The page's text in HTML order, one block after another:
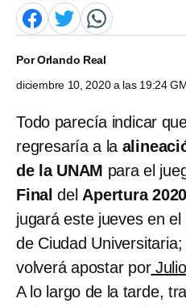
PorOrlando Real
diciembre 10, 2020 a las 19:24
Todo parecía indicar
regresaría a la
de la UNAM para el
Final del Apertura 2020
jugará este jueves en
de Ciudad
volverá apostar por
A lo largo de la tarde,